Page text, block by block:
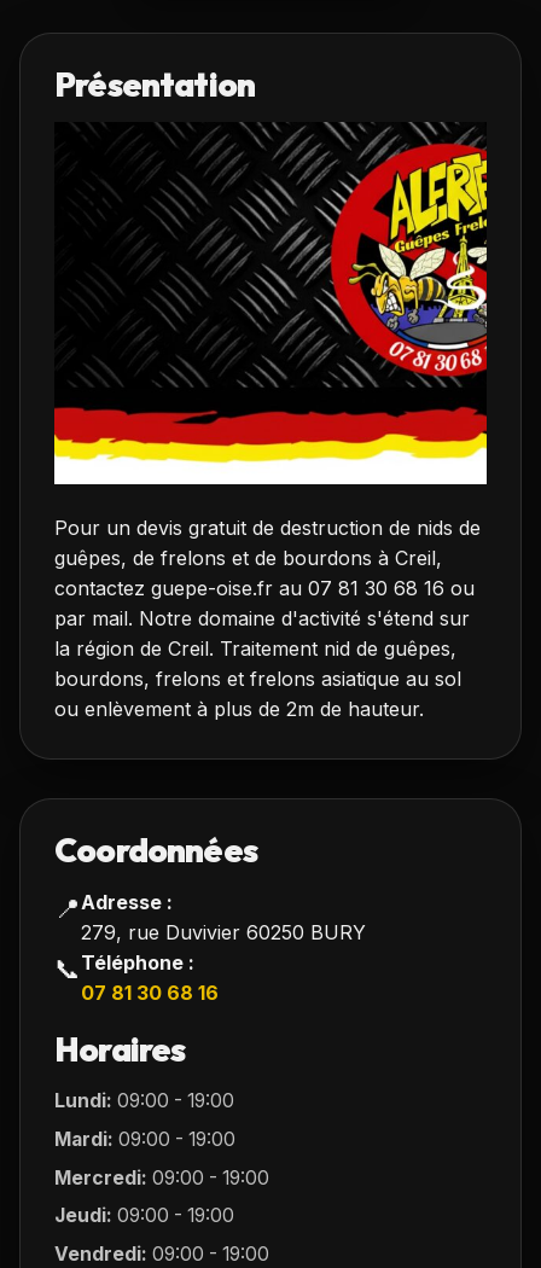
Présentation
Pour un devis gratuit de destruction de nids de
guêpes, de frelons et de bourdons à Creil,
contactez guepe-oise.fr au 07 81 30 68 16 ou
par mail. Notre domaine d'activité s'étend sur
la région de Creil. Traitement nid de guêpes,
bourdons, frelons et frelons asiatique au sol
ou enlèvement à plus de 2m de hauteur.
Coordonnées
📍 Adresse :
279, rue Duvivier 60250 BURY
📞 Téléphone :
07 81 30 68 16
Horaires
Lundi: 09:00 - 19:00
Mardi: 09:00 - 19:00
Mercredi: 09:00 - 19:00
Jeudi: 09:00 - 19:00
Vendredi: 09:00 - 19:00